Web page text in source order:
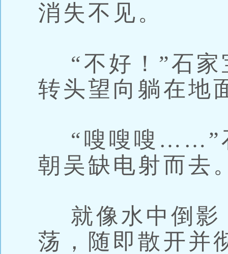
消失不见。
“不好！”石家
转头望向躺在地
“嗖嗖嗖……”
朝吴缺电射而去
就像水中倒影
荡，随即散开并